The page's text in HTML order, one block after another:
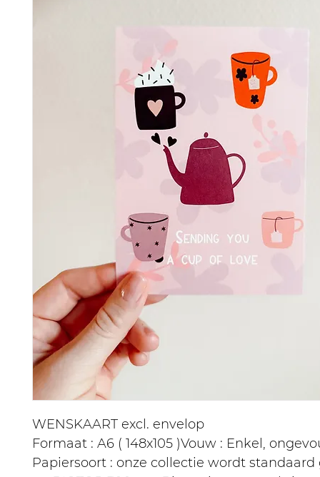
WENSKAART excl. envelop
Formaat : A6 ( 148x105 )Vouw : Enkel,
Papiersoort : onze collectie wordt